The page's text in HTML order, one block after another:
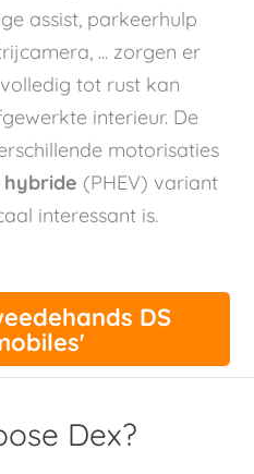
assist, parkeerhulp
... zorgen er
tot rust kan
interieur. De
motorisaties
(PHEV) variant
interessant is.
DS
Dex?